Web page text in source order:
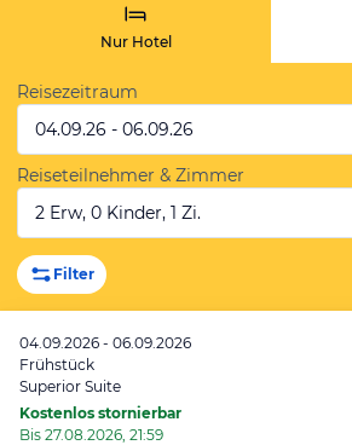
Nur Hotel
Reisezeitraum
04.09.26 - 06.09.26
Reiseteilnehmer & Zimmer
2 Erw, 0 Kinder, 1 Zi.
Filter
04.09.2026 - 06.09.2026
Frühstück
Superior Suite
Kostenlos stornierbar
Bis 27.08.2026, 21:59